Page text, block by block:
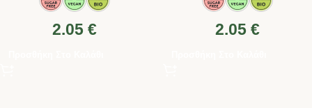
2.05 € 2.05 €